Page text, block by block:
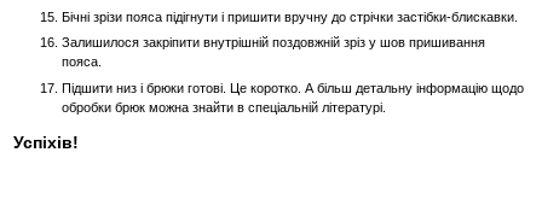
Бічні зрізи пояса підігнути і пришити вручну до стрічки застібки-блискавки.
Залишилося закріпити внутрішній поздовжній зріз у шов пришивання
пояса.
Підшити низ і брюки готові. Це коротко. А більш детальну інформацію щодо
обробки брюк можна знайти в спеціальній літературі.
Успіхів!